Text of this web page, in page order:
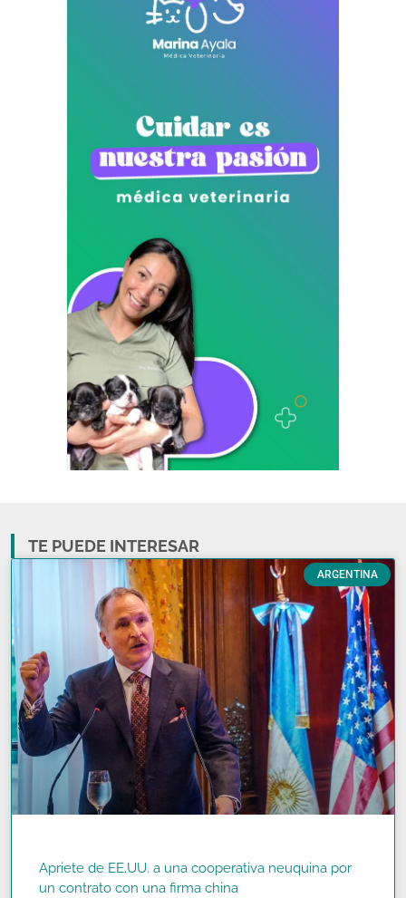
TE PUEDE INTERESAR
ARGENTINA
Apriete de EE.UU. a una cooperativa neuquina por
un contrato con una firma china